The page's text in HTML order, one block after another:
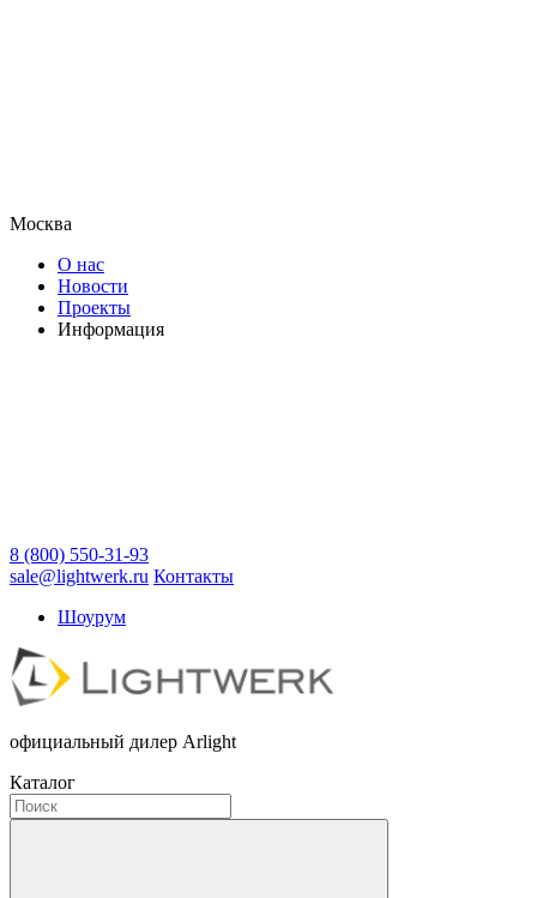
Москва
О нас
Новости
Проекты
Информация
8 (800) 550-31-93
sale@lightwerk.ru Контакты
Шоурум
официальный дилер Arlight
Каталог